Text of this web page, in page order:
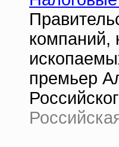
компаний,
премьер